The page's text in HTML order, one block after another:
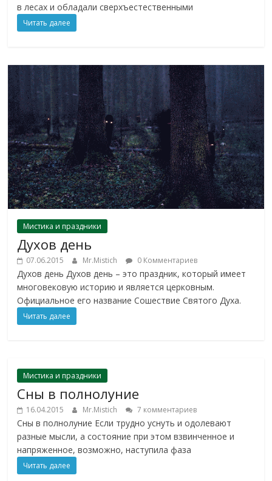
в лесах и обладали сверхъестественными
Читать далее
Мистика и праздники
Духов день
07.06.2015 Mr.Mistich 0 Комментариев
Духов день Духов день – это праздник, который имеет
многовековую историю и является церковным.
Официальное его название Сошествие Святого Духа.
Читать далее
Мистика и праздники
Сны в полнолуние
16.04.2015 Mr.Mistich 7 комментариев
Сны в полнолуние Если трудно уснуть и одолевают
разные мысли, а состояние при этом взвинченное и
напряженное, возможно, наступила фаза
Читать далее